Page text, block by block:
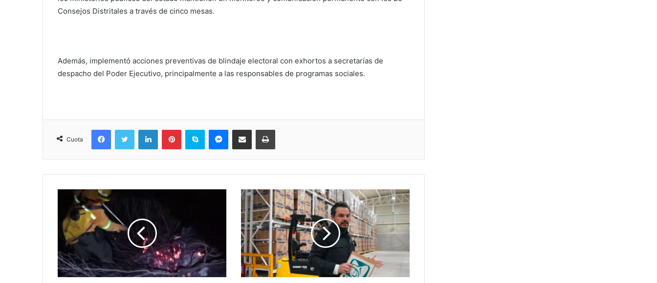
Consejos Distritales a través de cinco mesas.
Además, implementó acciones preventivas de blindaje electoral con exhortos a secretarías de
despacho del Poder Ejecutivo, principalmente a las responsables de programas sociales.
Cuota
FacebookTwitter LinkedInPinterestSkype MessengerCompartir via correo electrónicoImpresión